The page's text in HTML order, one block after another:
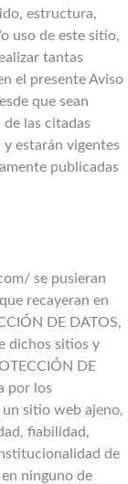
estructura,
uso de este sitio,
tantas
el presente Aviso
que sean
de las citadas
estarán vigentes
publicadas
se pusieran
recayeran en
DE DATOS,
dichos sitios y
DE
por los
sitio web ajeno,
fiabilidad,
de
ninguno de